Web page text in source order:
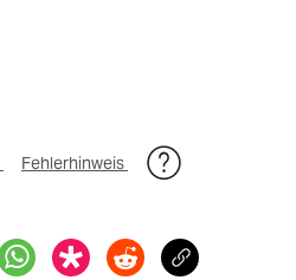
Fehlerhinweis